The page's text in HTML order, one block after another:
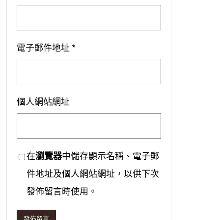
電子郵件地址 *
個人網站網址
在瀏覽器中儲存顯示名稱、電子郵
件地址及個人網站網址，以供下次
發佈留言時使用。